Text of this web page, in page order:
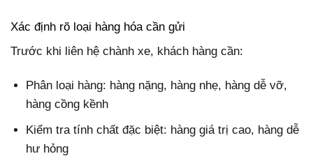
Xác định rõ loại hàng hóa cần gửi
Trước khi liên hệ chành xe, khách hàng cần:
Phân loại hàng: hàng nặng, hàng nhẹ, hàng dễ vỡ,
hàng cồng kềnh
Kiểm tra tính chất đặc biệt: hàng giá trị cao, hàng dễ
hư hỏng